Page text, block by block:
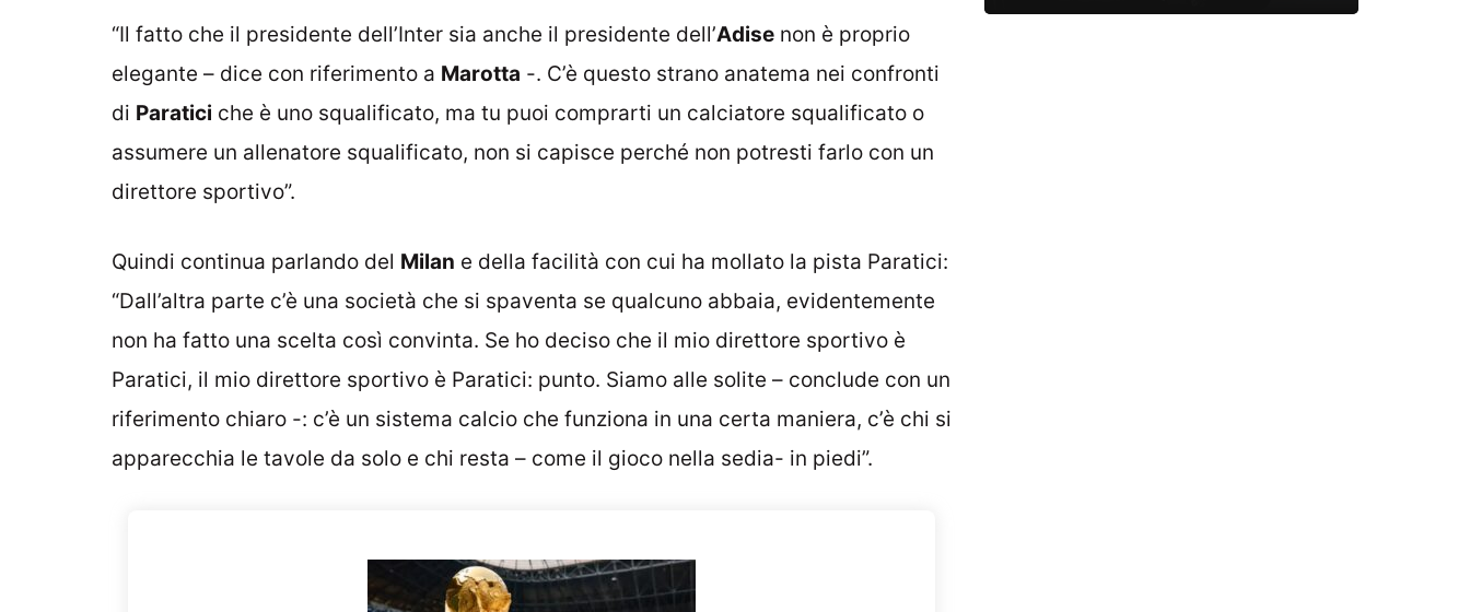
“Il fatto che il presidente dell’Inter sia anche il presidente dell’Adise non è proprio
elegante – dice con riferimento a Marotta -. C’è questo strano anatema nei confronti
di Paratici che è uno squalificato, ma tu puoi comprarti un calciatore squalificato o
assumere un allenatore squalificato, non si capisce perché non potresti farlo con un
direttore sportivo”.
Quindi continua parlando del Milan e della facilità con cui ha mollato la pista Paratici:
“Dall’altra parte c’è una società che si spaventa se qualcuno abbaia, evidentemente
non ha fatto una scelta così convinta. Se ho deciso che il mio direttore sportivo è
Paratici, il mio direttore sportivo è Paratici: punto. Siamo alle solite – conclude con un
riferimento chiaro -: c’è un sistema calcio che funziona in una certa maniera, c’è chi si
apparecchia le tavole da solo e chi resta – come il gioco nella sedia- in piedi”.